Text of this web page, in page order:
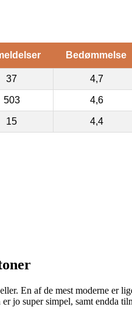
Bedømmelse
37 4,7
503 4,6
15 4,4
En af de mest moderne er
jo super simpel, samt endda